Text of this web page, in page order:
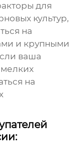
для
культур,
на
и крупными
ваша
на